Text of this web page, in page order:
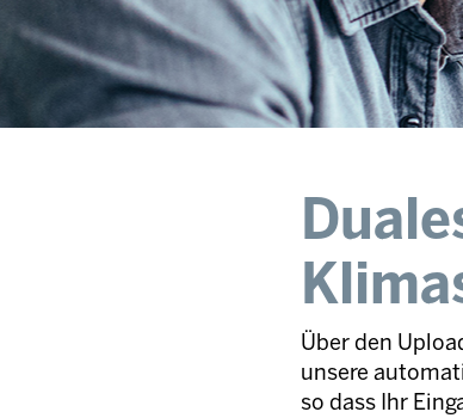
Über den
unsere
so dass Ihr